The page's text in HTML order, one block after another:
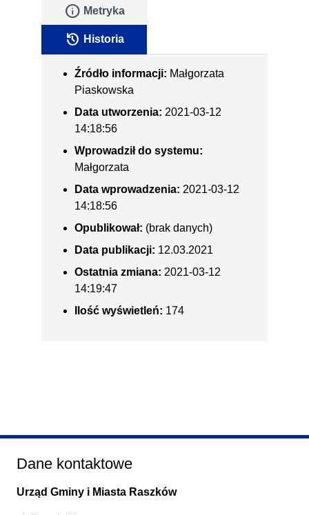
info Metryka
history Historia
Źródło informacji: Małgorzata
Piaskowska
Data utworzenia: 2021-03-12
14:18:56
Wprowadził do systemu:
Małgorzata
Data wprowadzenia: 2021-03-12
14:18:56
Opublikował: (brak danych)
Data publikacji: 12.03.2021
Ostatnia zmiana: 2021-03-12
14:19:47
Ilość wyświetleń: 174
Dane kontaktowe
Urząd Gminy i Miasta Raszków